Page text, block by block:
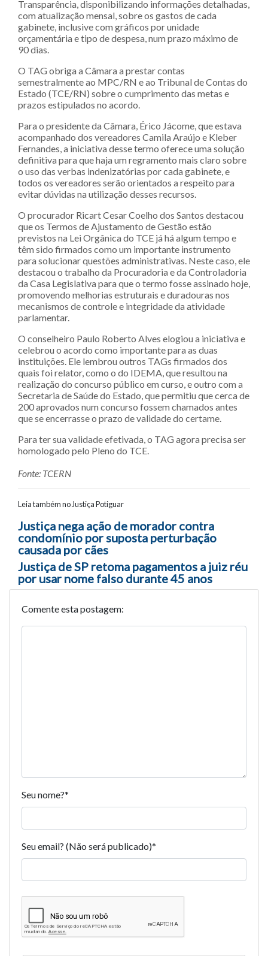
Transparência, disponibilizando informações detalhadas,
com atualização mensal, sobre os gastos de cada
gabinete, inclusive com gráficos por unidade
orçamentária e tipo de despesa, num prazo máximo de
90 dias.
O TAG obriga a Câmara a prestar contas
semestralmente ao MPC/RN e ao Tribunal de Contas do
Estado (TCE/RN) sobre o cumprimento das metas e
prazos estipulados no acordo.
Para o presidente da Câmara, Érico Jácome, que estava
acompanhado dos vereadores Camila Araújo e Kleber
Fernandes, a iniciativa desse termo oferece uma solução
definitiva para que haja um regramento mais claro sobre
o uso das verbas indenizatórias por cada gabinete, e
todos os vereadores serão orientados a respeito para
evitar dúvidas na utilização desses recursos.
O procurador Ricart Cesar Coelho dos Santos destacou
que os Termos de Ajustamento de Gestão estão
previstos na Lei Orgânica do TCE já há algum tempo e
têm sido firmados como um importante instrumento
para solucionar questões administrativas. Neste caso, ele
destacou o trabalho da Procuradoria e da Controladoria
da Casa Legislativa para que o termo fosse assinado hoje,
promovendo melhorias estruturais e duradouras nos
mecanismos de controle e integridade da atividade
parlamentar.
O conselheiro Paulo Roberto Alves elogiou a iniciativa e
celebrou o acordo como importante para as duas
instituições. Ele lembrou outros TAGs firmados dos
quais foi relator, como o do IDEMA, que resultou na
realização do concurso público em curso, e outro com a
Secretaria de Saúde do Estado, que permitiu que cerca de
200 aprovados num concurso fossem chamados antes
que se encerrasse o prazo de validade do certame.
Para ter sua validade efetivada, o TAG agora precisa ser
homologado pelo Pleno do TCE.
Fonte: TCERN
Leia também no Justiça Potiguar
Navegação entre posts
Justiça nega ação de morador contra
condomínio por suposta perturbação
causada por cães
Justiça de SP retoma pagamentos a juiz réu
por usar nome falso durante 45 anos
Comente esta postagem:
Seu nome?*
Seu email? (Não será publicado)*